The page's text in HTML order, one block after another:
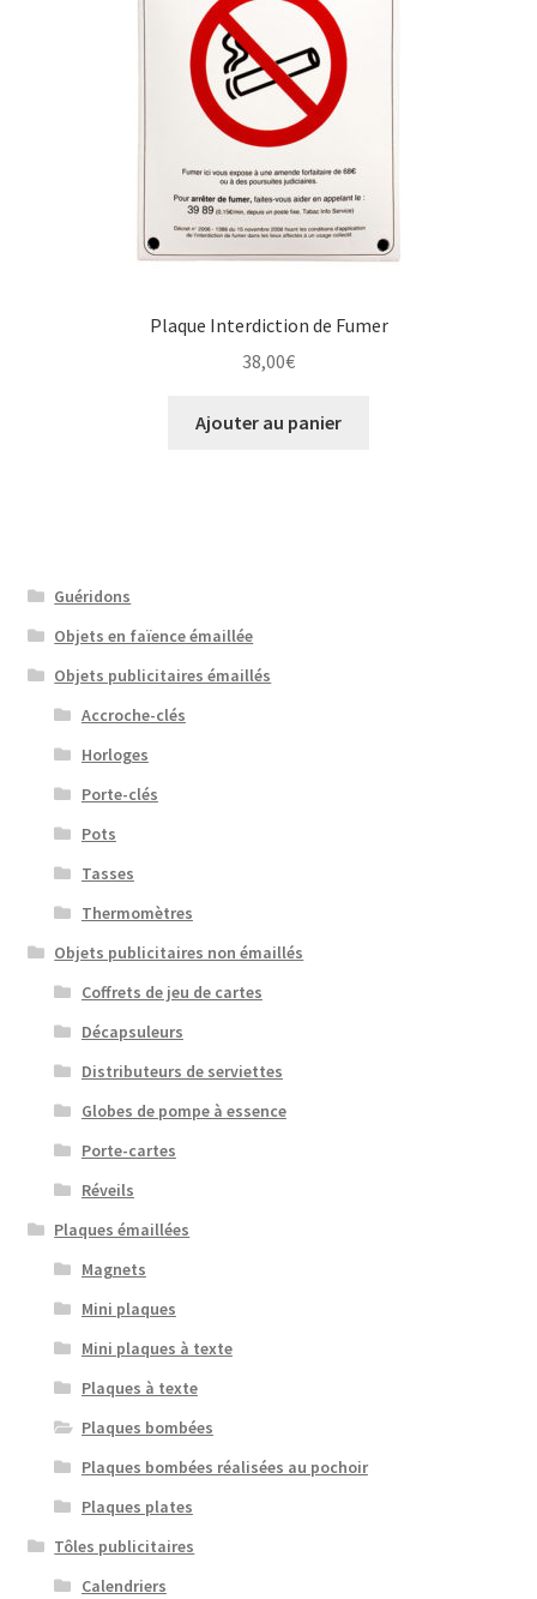
Plaque Interdiction de Fumer
38,00€
Ajouter au panier
Guéridons
Objets en faïence émaillée
Objets publicitaires émaillés
Accroche-clés
Horloges
Porte-clés
Pots
Tasses
Thermomètres
Objets publicitaires non émaillés
Coffrets de jeu de cartes
Décapsuleurs
Distributeurs de serviettes
Globes de pompe à essence
Porte-cartes
Réveils
Plaques émaillées
Magnets
Mini plaques
Mini plaques à texte
Plaques à texte
Plaques bombées
Plaques bombées réalisées au pochoir
Plaques plates
Tôles publicitaires
Calendriers